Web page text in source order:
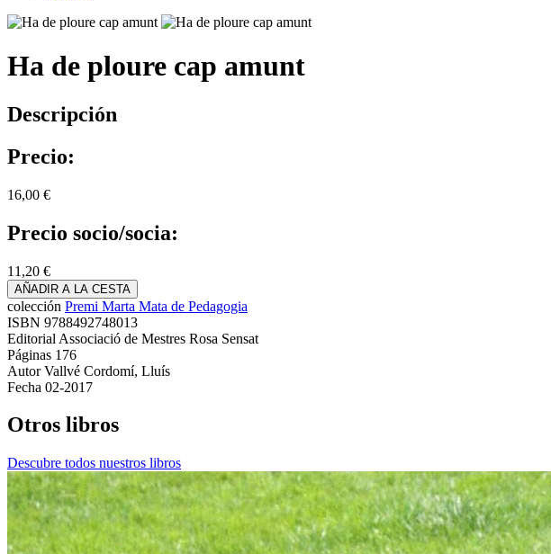
Ha de ploure cap amunt
Descripción
Precio:
16,00 €
Precio socio/socia:
11,20 €
AÑADIR A LA CESTA
colección Premi Marta Mata de Pedagogia
ISBN 9788492748013
Editorial Associació de Mestres Rosa Sensat
Páginas 176
Autor Vallvé Cordomí, Lluís
Fecha 02-2017
Otros libros
Descubre todos nuestros libros